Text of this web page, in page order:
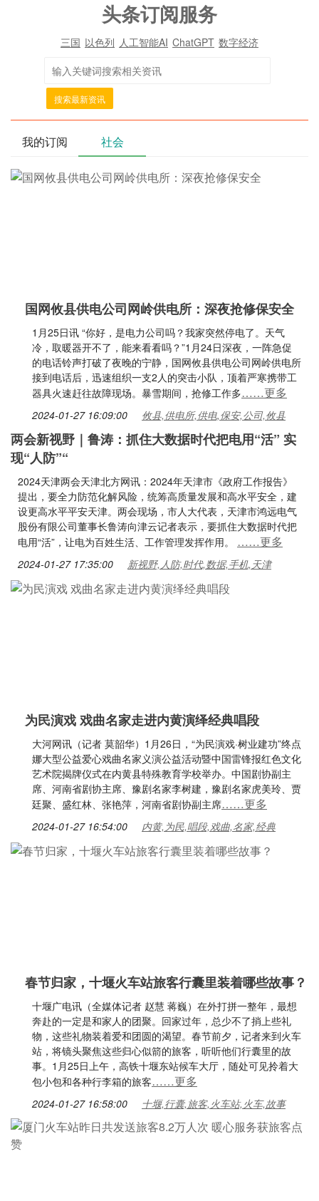
头条订阅服务
三国 以色列 人工智能AI ChatGPT 数字经济
搜索最新资讯
我的订阅 社会
国网攸县供电公司网岭供电所：深夜抢修保安全
1月25日讯 “你好，是电力公司吗？我家突然停电了。天气
冷，取暖器开不了，能来看看吗？”1月24日深夜，一阵急促
的电话铃声打破了夜晚的宁静，国网攸县供电公司网岭供电所
接到电话后，迅速组织一支2人的突击小队，顶着严寒携带工
器具火速赶往故障现场。暴雪期间，抢修工作多……更多
2024-01-27 16:09:00 攸县,供电所,供电,保安,公司,攸县
两会新视野｜鲁涛：抓住大数据时代把电用“活” 实
现“人防”“
2024天津两会天津北方网讯：2024年天津市《政府工作报告》
提出，要全力防范化解风险，统筹高质量发展和高水平安全，建
设更高水平平安天津。两会现场，市人大代表，天津市鸿远电气
股份有限公司董事长鲁涛向津云记者表示，要抓住大数据时代把
电用“活”，让电为百姓生活、工作管理发挥作用。 ……更多
2024-01-27 17:35:00 新视野,人防,时代,数据,手机,天津
为民演戏 戏曲名家走进内黄演绎经典唱段
大河网讯（记者 莫韶华）1月26日，“为民演戏·树业建功”终点
娜大型公益爱心戏曲名家义演公益活动暨中国雷锋报红色文化
艺术院揭牌仪式在内黄县特殊教育学校举办。中国剧协副主
席、河南省剧协主席、豫剧名家李树建，豫剧名家虎美玲、贾
廷聚、盛红林、张艳萍，河南省剧协副主席……更多
2024-01-27 16:54:00 内黄,为民,唱段,戏曲,名家,经典
春节归家，十堰火车站旅客行囊里装着哪些故事？
十堰广电讯（全媒体记者 赵慧 蒋巍）在外打拼一整年，最想
奔赴的一定是和家人的团聚。回家过年，总少不了捎上些礼
物，这些礼物装着爱和团圆的渴望。春节前夕，记者来到火车
站，将镜头聚焦这些归心似箭的旅客，听听他们行囊里的故
事。1月25日上午，高铁十堰东站候车大厅，随处可见拎着大
包小包和各种行李箱的旅客……更多
2024-01-27 16:58:00 十堰,行囊,旅客,火车站,火车,故事